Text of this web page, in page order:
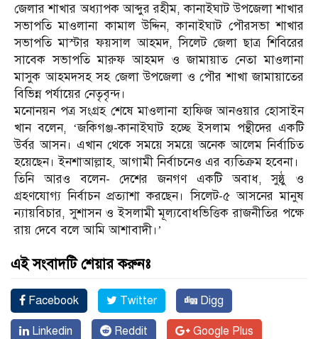
জেলার শাখার অধ্যাপক আব্দুর রহীম, কানাইঘাট উপজেলা শাখার
সভাপতি মাওলানা কামাল উদ্দিন, কানাইঘাট পৌরসভা শাখার
সভাপতি মাস্টার ফয়সাল আহমদ, সিলেট জেলা ছাত্র শিবিরের
সাবেক সভাপতি মারুফ আহমদ ও জামায়াত নেতা মাওলানা
মাসুক আহমদসহ সহ জেলা উপজেলা ও পৌর শাখা জামায়াতের
বিভিন্ন পর্যায়ের নেতৃবৃন্দ।
মনোনয়ন পত্র সংগ্রহ শেষে মাওলানা হাফিজ আনওয়ার হোসাইন
খান বলেন, ‘জকিগঞ্জ-কানাইঘাট হচ্ছে ইসলাম পন্থীদের একটি
উর্বর আসন। এখান থেকে সময়ে সময়ে অনেক আলেম নির্বাচিত
হয়েছেন। ইনশাআল্লাহ, আগামী নির্বাচনেও এর ব্যতিক্রম হবেনা।
তিনি আরও বলেন- দেশের জনগণ একটি অবাধ, সুষ্ঠু ও
গ্রহণযোগ্য নির্বাচন প্রত্যাশা করছেন। সিলেট-৫ আসনের মানুষ
ন্যায়বিচার, সুশাসন ও ইসলামী মূল্যবোধভিত্তিক রাজনীতির পক্ষে
রায় দেবে বলে আমি আশাবাদী।’
এই সংবাদটি শেয়ার করুনঃ
Facebook Twitter Digg
Linkedin Reddit Google Plus